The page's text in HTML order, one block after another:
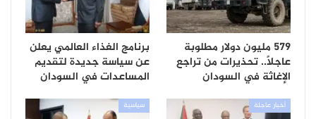
579 مليون دولار مطلوبة
عاجلاً.. تحذيرات من تراجع
الإغاثة في السودان
برنامج الغذاء العالمي يعلن
عن سياسة جديدة لتقديم
المساعدات في السودان
أخبار عاجلة سياسية